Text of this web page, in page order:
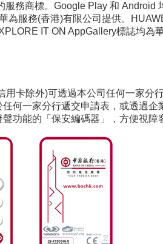
服務商標。Google Play 和 Android
為服務(香港)有限公司提供。
IT ON AppGallery標誌均為
用卡除外)可透過本公司任何一家分
何一家分行遞交申請表，或透過
功能的「保安編碼器」，方便視障